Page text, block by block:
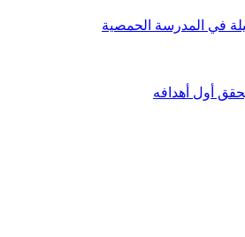
في المدرسة الحمصية
أول أهدافه